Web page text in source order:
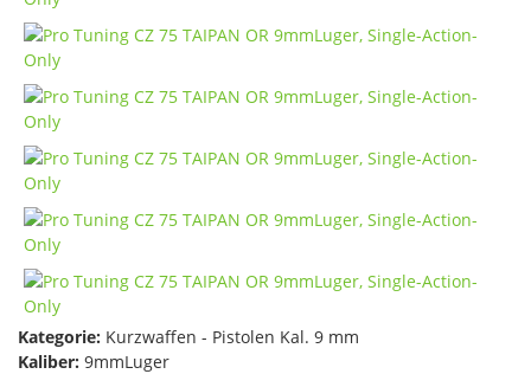
Kategorie: Kurzwaffen - Pistolen Kal. 9 mm
Kaliber: 9mmLuger